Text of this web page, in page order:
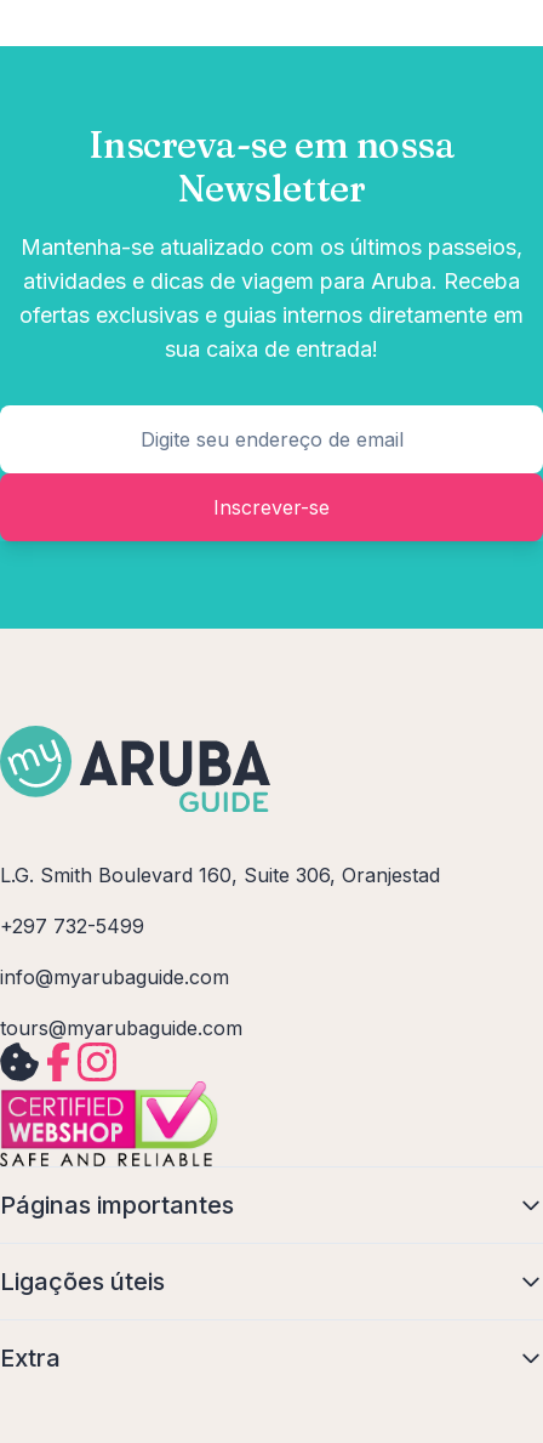
Inscreva-se em nossa
Newsletter
Mantenha-se atualizado com os últimos passeios,
atividades e dicas de viagem para Aruba. Receba
ofertas exclusivas e guias internos diretamente em
sua caixa de entrada!
Inscrever-se
L.G. Smith Boulevard 160, Suite 306, Oranjestad
+297 732-5499
info@myarubaguide.com
tours@myarubaguide.com
Páginas importantes
Ligações úteis
Extra